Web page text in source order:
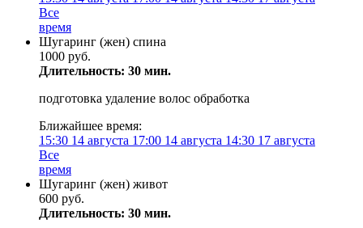
Все
время
Шугаринг (жен) спина
1000 руб.
Длительность: 30 мин.
подготовка удаление волос обработка
Ближайшее время:
15:30 14 августа 17:00 14 августа 14:30 17 августа
Все
время
Шугаринг (жен) живот
600 руб.
Длительность: 30 мин.